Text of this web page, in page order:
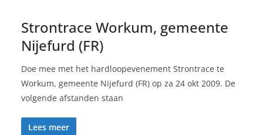
Strontrace Workum, gemeente
Nijefurd (FR)
Doe mee met het hardloopevenement Strontrace te
Workum, gemeente Nijefurd (FR) op za 24 okt 2009. De
volgende afstanden staan
Lees meer